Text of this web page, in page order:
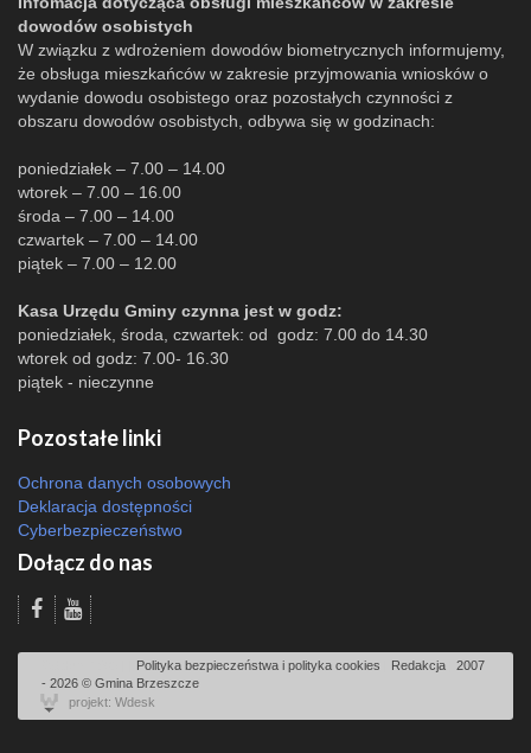
dowodów osobistych
W związku z wdrożeniem dowodów biometrycznych informujemy,
że obsługa mieszkańców w zakresie przyjmowania wniosków o
wydanie dowodu osobistego oraz pozostałych czynności z
obszaru dowodów osobistych, odbywa się w godzinach:
poniedziałek – 7.00 – 14.00
wtorek – 7.00 – 16.00
środa – 7.00 – 14.00
czwartek – 7.00 – 14.00
piątek – 7.00 – 12.00
Kasa Urzędu Gminy czynna jest w godz:
poniedziałek, środa, czwartek: od godz: 7.00 do 14.30
wtorek od godz: 7.00- 16.30
piątek - nieczynne
Pozostałe linki
Ochrona danych osobowych
Deklaracja dostępności
Cyberbezpieczeństwo
Dołącz do nas
Polityka bezpieczeństwa i polityka cookies Redakcja
2007
- 2026 © Gmina Brzeszcze
projekt: Wdesk